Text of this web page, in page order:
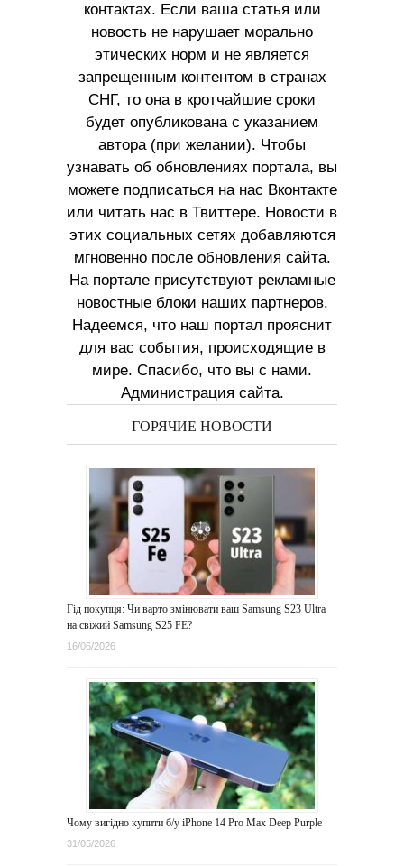
контактах. Если ваша статья или
новость не нарушает морально
этических норм и не является
запрещенным контентом в странах
СНГ, то она в кротчайшие сроки
будет опубликована с указанием
автора (при желании). Чтобы
узнавать об обновлениях портала, вы
можете подписаться на нас Вконтакте
или читать нас в Твиттере. Новости в
этих социальных сетях добавляются
мгновенно после обновления сайта.
На портале присутствуют рекламные
новостные блоки наших партнеров.
Надеемся, что наш портал прояснит
для вас события, происходящие в
мире. Спасибо, что вы с нами.
Администрация сайта.
ГОРЯЧИЕ НОВОСТИ
Гід покупця: Чи варто змінювати ваш Samsung S23 Ultra
на свіжий Samsung S25 FE?
16/06/2026
Чому вигідно купити б/у iPhone 14 Pro Max Deep Purple
31/05/2026